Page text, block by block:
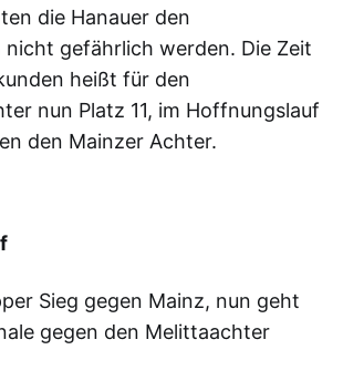
die Hanauer den
nicht gefährlich werden. Die Zeit
heißt für den
nun Platz 11, im Hoffnungslauf
den Mainzer Achter.
Sieg gegen Mainz, nun geht
gegen den Melittaachter